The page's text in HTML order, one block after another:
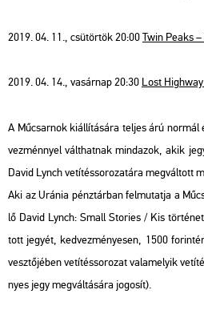
2019. 04. 11., csü­tör­tök 20:00Twin Peaks
2019. 04. 14., va­sár­nap 20:30 Lost
A Mű­csar­nok ki­ál­lí­tá­sá­ra tel­jes árú
vez­ménnyel vált­hat­nak mind­azok, akik
David Lynch ve­tí­tés­so­ro­za­tá­ra meg­vál­tott
Aki az Urá­nia pénz­tár­ban fel­mu­tat­ja a
lő David Lynch: Small Stori­es / Kis
tott je­gyét, ked­vez­mé­nye­sen, 1500
vesz­tő­jé­ben ve­tí­tés­so­ro­zat va­la­me­lyik
nyes jegy meg­vál­tá­sá­ra jo­go­sít).